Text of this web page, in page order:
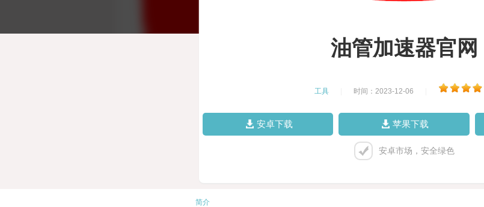
油管加速器官网
工具 时间：2023-12-06
安卓下载 苹果下载
安卓市场，安全绿色
简介